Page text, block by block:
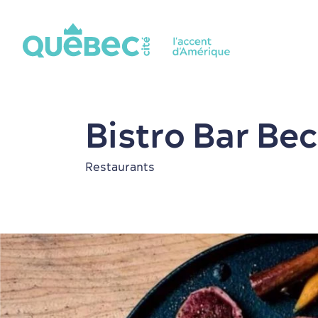
Bistro Bar
Restaurants